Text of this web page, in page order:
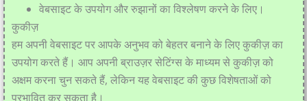
वेबसाइट के उपयोग और रुझानों का विश्लेषण करने के लिए।
कुकीज़
हम अपनी वेबसाइट पर आपके अनुभव को बेहतर बनाने के लिए कुकीज़ का
उपयोग करते हैं। आप अपनी ब्राउज़र सेटिंग्स के माध्यम से कुकीज़ को
अक्षम करना चुन सकते हैं, लेकिन यह वेबसाइट की कुछ विशेषताओं को
प्रभावित कर सकता है।